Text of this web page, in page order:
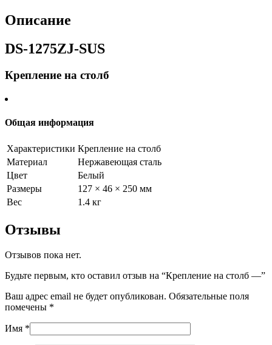
Описание
DS-1275ZJ-SUS
Крепление на столб
Общая информация
Характеристики Крепление на столб
Материал
Нержавеющая сталь
Цвет
Белый
Размеры
127 × 46 × 250 мм
Вес
1.4 кг
Отзывы
Отзывов пока нет.
Будьте первым, кто оставил отзыв на “Крепление на столб —”
Ваш адрес email не будет опубликован. Обязательные поля
помечены *
Имя *